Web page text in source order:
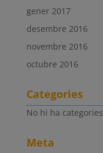
gener 2017
desembre 2016
novembre 2016
octubre 2016
Categories
No hi ha categories
Meta